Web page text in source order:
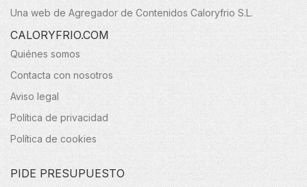
Una web de Agregador de Contenidos Caloryfrio S.L.
CALORYFRIO.COM
Quiénes somos
Contacta con nosotros
Aviso legal
Política de privacidad
Política de cookies
PIDE PRESUPUESTO